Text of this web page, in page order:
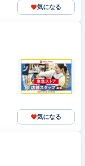
気になる
気になる